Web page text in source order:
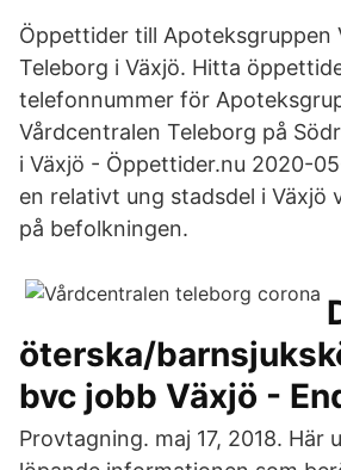
Öppettider till Apoteksgruppen
Teleborg i Växjö. Hitta
telefonnummer för
Vårdcentralen Teleborg på
i Växjö - Öppettider.nu 2020-
en relativt ung stadsdel i Växjö
på befolkningen.
öterska/
bvc jobb Växjö -
Provtagning. maj 17, 2018. Här